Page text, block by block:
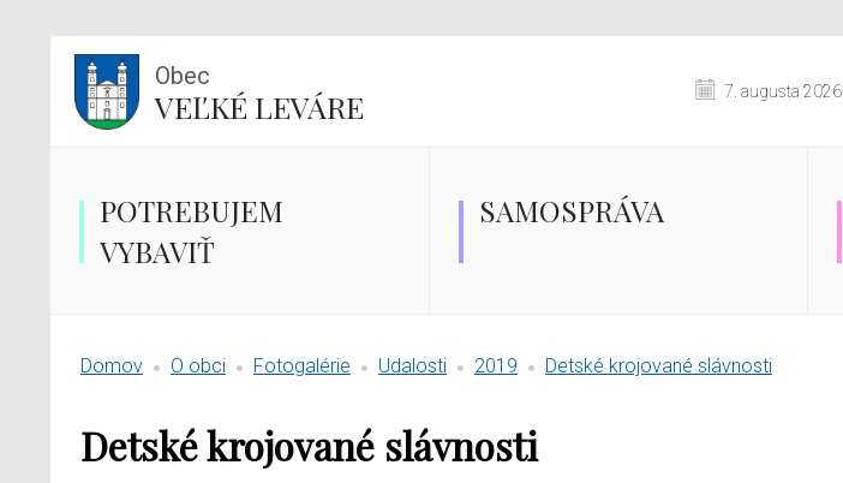
Obec
VEĽKÉ LEVÁRE 7. augusta 2026
POTREBUJEM
VYBAVIŤ
SAMOSPRÁVA
Domov O obci Fotogalérie Udalosti 2019 Detské krojované slávnosti
Detské krojované slávnosti